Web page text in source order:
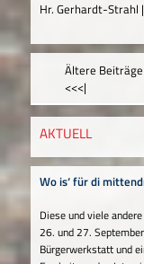
Hr. Gerhardt-
Ältere Beiträge
<<<|
AKTUELL
Wo is‘ für di
Diese und viele
26. und 27.
Bürgerwerkstatt und